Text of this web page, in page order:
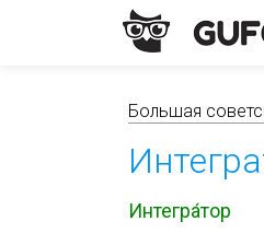
Большая
Интегра́тор